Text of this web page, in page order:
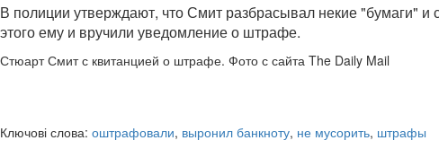
В полиции утверждают, что Смит разбрасывал некие "бумаги" и
этого ему и вручили уведомление о штрафе.
Стюарт Смит с квитанцией о штрафе. Фото с сайта The Daily Mail
Ключові слова: оштрафовали, выронил банкноту, не мусорить, штрафы